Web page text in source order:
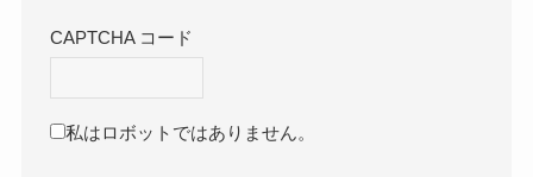
CAPTCHA コード
私はロボットではありません。